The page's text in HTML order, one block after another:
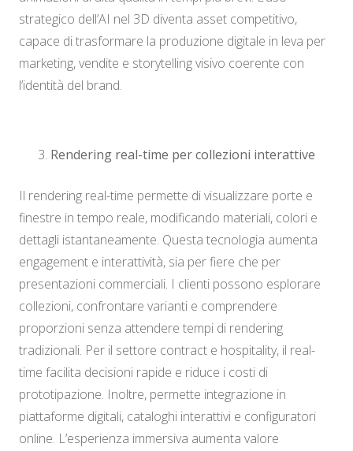
strategico dell’AI nel 3D diventa asset competitivo,
capace di trasformare la produzione digitale in leva per
marketing, vendite e storytelling visivo coerente con
l’identità del brand.
Rendering real-time per collezioni interattive
Il rendering real-time permette di visualizzare porte e
finestre in tempo reale, modificando materiali, colori e
dettagli istantaneamente. Questa tecnologia aumenta
engagement e interattività, sia per fiere che per
presentazioni commerciali. I clienti possono esplorare
collezioni, confrontare varianti e comprendere
proporzioni senza attendere tempi di rendering
tradizionali. Per il settore contract e hospitality, il real-
time facilita decisioni rapide e riduce i costi di
prototipazione. Inoltre, permette integrazione in
piattaforme digitali, cataloghi interattivi e configuratori
online. L’esperienza immersiva aumenta valore